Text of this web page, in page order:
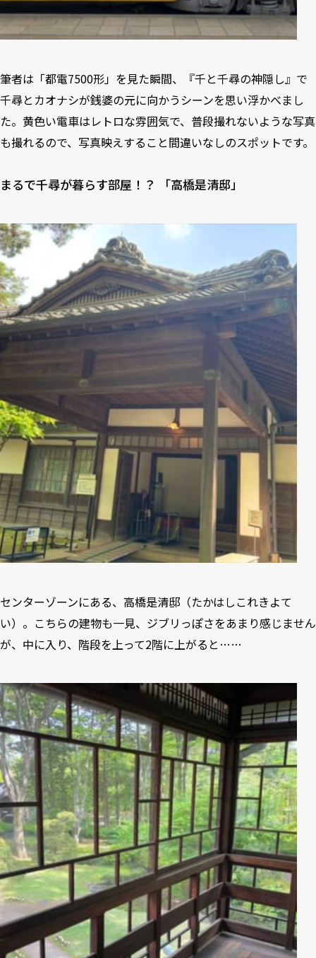
筆者は「都電7500形」を見た瞬間、『千と千尋の神隠し』で
千尋とカオナシが銭婆の元に向かうシーンを思い浮かべまし
た。黄色い電車はレトロな雰囲気で、普段撮れないような写真
も撮れるので、写真映えすること間違いなしのスポットです。
まるで千尋が暮らす部屋！？ 「高橋是清邸」
センターゾーンにある、高橋是清邸（たかはしこれきよて
い）。こちらの建物も一見、ジブリっぽさをあまり感じません
が、中に入り、階段を上って2階に上がると……